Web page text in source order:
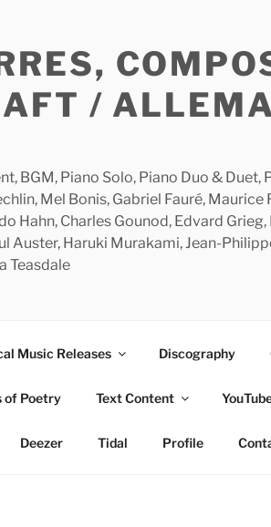
/
BGM, Piano Solo, Piano Duo & Duet,
Mel Bonis, Gabriel Fauré, Maurice
Hahn, Charles Gounod, Edvard
Haruki Murakami, Jean-
Teasdale
Music Releases Discography
of Poetry Text Content
Deezer Tidal Profile